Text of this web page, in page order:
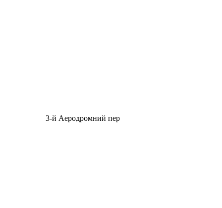
3-й Аеродромний пер